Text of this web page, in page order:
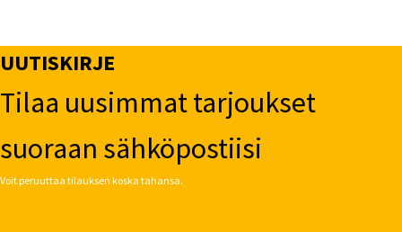
UUTISKIRJE
Tilaa uusimmat tarjoukset
suoraan sähköpostiisi
Voit peruuttaa tilauksen koska tahansa.